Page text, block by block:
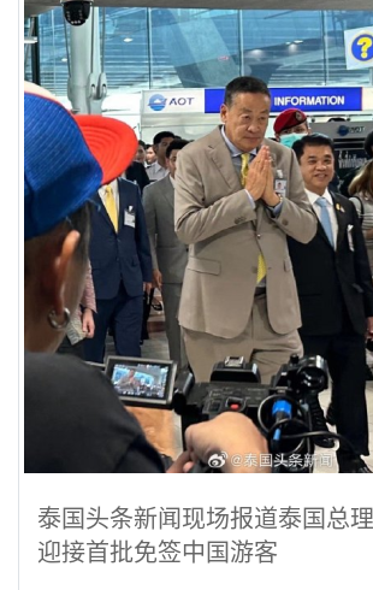
泰国头条新闻现场报道泰国总
迎接首批免签中国游客